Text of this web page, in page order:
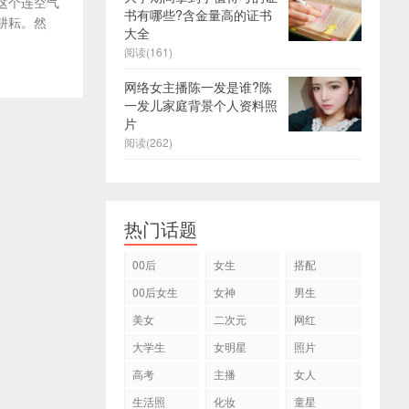
耘。然
书有哪些?含金量高的证书
大全
阅读(161)
网络女主播陈一发是谁?陈
一发儿家庭背景个人资料照
片
阅读(262)
热门话题
00后 女生
搭配
00后女生
女神
男生
美女
二次元
网红
大学生
女明星
照片
高考
主播
女人
生活照
化妆 童星